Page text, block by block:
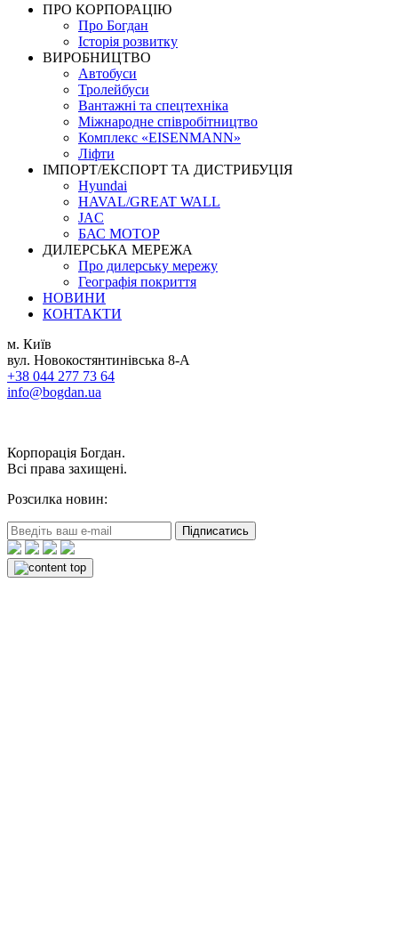
ПРО КОРПОРАЦІЮ
Про Богдан
Історія розвитку
ВИРОБНИЦТВО
Автобуси
Тролейбуси
Вантажні та спецтехніка
Міжнародне співробітництво
Комплекс «EISENMANN»
Ліфти
ІМПОРТ/ЕКСПОРТ ТА ДИСТРИБУЦІЯ
Hyundai
HAVAL/GREAT WALL
JAC
БАС МОТОР
ДИЛЕРСЬКА МЕРЕЖА
Про дилерську мережу
Географія покриття
НОВИНИ
КОНТАКТИ
м. Київ
вул. Новокостянтинівська 8-А
+38 044 277 73 64
info@bogdan.ua
Корпорація Богдан.
Всі права захищені.
Розсилка новин:
Підписатись